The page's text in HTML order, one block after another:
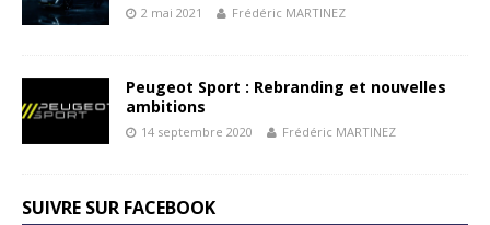
2 mai 2021 Frédéric MARTINEZ
Peugeot Sport : Rebranding et nouvelles
ambitions
14 septembre 2020 Frédéric MARTINEZ
SUIVRE SUR FACEBOOK